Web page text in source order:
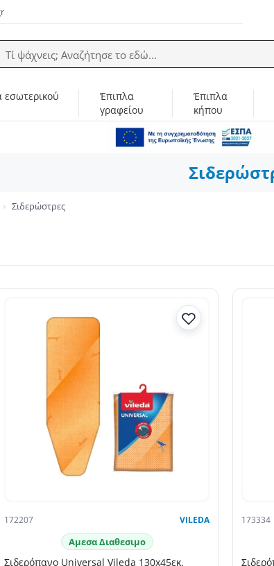
Τί ψάχνεις; Αναζήτησε το εδώ...
εσωτερικού
Έπιπλα
γραφείου
Έπιπλα
κήπου
Σιδερώστρες
172207 VILEDA
Αμεσα Διαθεσιμο
Σιδερόπανο Universal Vileda 130x45εκ.
173334